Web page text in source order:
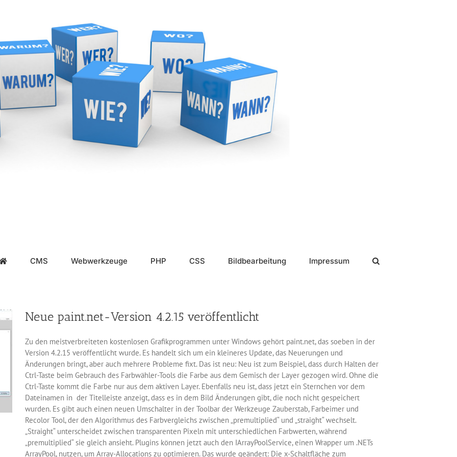
CMS Webwerkzeuge PHP CSS Bildbearbeitung Impressum
Neue paint.net-Version 4.2.15 veröffentlicht
Zu den meistverbreiteten kostenlosen Grafikprogrammen unter Windows gehört paint.net, das soeben in der
Version 4.2.15 veröffentlicht wurde. Es handelt sich um ein kleineres Update, das Neuerungen und
Änderungen bringt, aber auch mehrere Probleme fixt. Das ist neu: Neu ist zum Beispiel, dass durch Halten der
Ctrl-Taste beim Gebrauch des Farbwähler-Tools die Farbe aus dem Gemisch der Layer gezogen wird. Ohne die
Ctrl-Taste kommt die Farbe nur aus dem aktiven Layer. Ebenfalls neu ist, dass jetzt ein Sternchen vor dem
Dateinamen in der Titelleiste anzeigt, dass es in dem Bild Änderungen gibt, die noch nicht gespeichert
wurden. Es gibt auch einen neuen Umschalter in der Toolbar der Werkzeuge Zauberstab, Farbeimer und
Recolor Tool, der den Algorithmus des Farbvergleichs zwischen „premultiplied“ und „straight“ wechselt.
„Straight“ unterscheidet zwischen transparenten Pixeln mit unterschiedlichen Farbwerten, während
„premultiplied“ sie gleich ansieht. Plugins können jetzt auch den IArrayPoolService, einen Wrapper um .NETs
ArrayPool, nutzen, um Array-Allocations zu optimieren. Das wurde geändert: Die x-Schaltfläche zum